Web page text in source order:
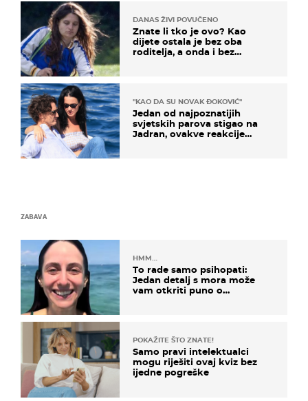
DANAS ŽIVI POVUČENO
Znate li tko je ovo? Kao
dijete ostala je bez oba
roditelja, a onda i bez
"KAO DA SU NOVAK ĐOKOVIĆ"
Jedan od najpoznatijih
svjetskih parova stigao na
Jadran, ovakve reakcije
ZABAVA
HMM…
To rade samo psihopati:
Jedan detalj s mora može
vam otkriti puno o
POKAŽITE ŠTO ZNATE!
Samo pravi intelektualci
mogu riješiti ovaj kviz bez
ijedne pogreške